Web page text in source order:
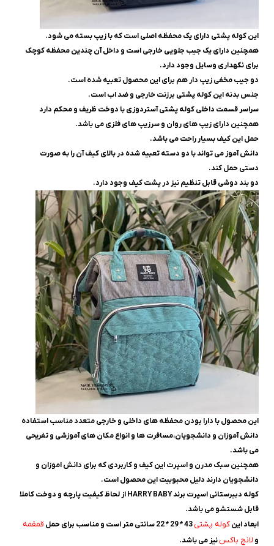
این کوله پشتی دارای یک محفظه اصلی است که با زیپ بسته می شود.
همچنین دارای یک جیب جلویی خارجی است و داخل آن چندین محفظه کوچک
برای نگهداری وسایل وجود دارد.
دو جیب مخفی زیپ دار هم برای این محصول تعبیه شده است.
جنس بدنه این کوله پشتی برزنت خارجی و ضد اب است.
سراسر قسمت داخلی کوله پشتی آستردوزی با دوخت ظریف و محکم دارد
همچنین دارای زیپ های روان و سرزیپ های فلزی می باشد.
حمل این کیف بسیار راحت می باشد.
دانش آموز می تواند با دو دسته تعبیه شده در بالای کیف آن را به صورت
دستی حمل کند.
دو بند دوشی قابل تنظیم نیز در پشت کیف وجود دارد.
این محصول با دارا بودن محفظه های داخلی و خارجی متعدد مناسب استفاده
دانش آموزان و دانشجویان،مسافرت ها و انواع مکان های آموزشی و تفریحی
می باشد.
همچنین سبک مدرن و اسپرت این کیف و کاربردی که برای دانش اموزان و
دانشجویان دارند دلیل محبوبیت این محصول است.
کوله دبیرستانی اسپرت برند HARRY BABY از لحاظ کیفیت پارچه و دوخت کاملا
قابل شستشو می باشد.
ابعاد اینکوله پشتی قمقمه
و لانچ باکسنیز می باشد.